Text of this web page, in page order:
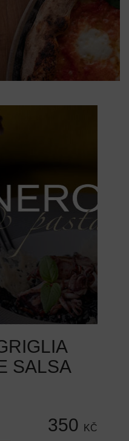
SALSA
350
KČ